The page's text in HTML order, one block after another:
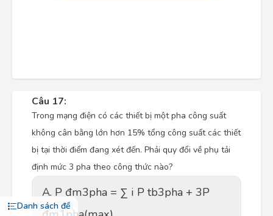
Danh sách đề
Câu 17:
Trong mạng điện có các thiết bị một pha công suất
không cân bằng lớn hơn 15% tổng công suất các thiết
bị tại thời điểm đang xét đến. Phải quy đổi về phụ tải
định mức 3 pha theo công thức nào?
A. P đm3pha = ∑ i P tb3pha + 3P